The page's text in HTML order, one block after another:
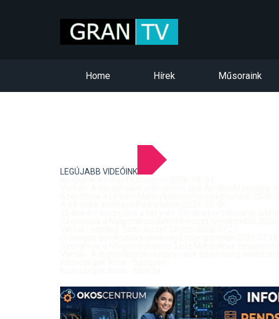
Home Hírek Műsoraink
LEGÚJABB VIDEÓINK